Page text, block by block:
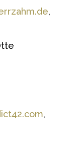
,
,